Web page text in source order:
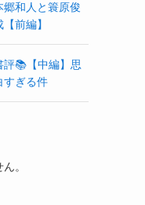
郷和人と簑原俊
前編】
評📚【中編】思
すぎる件
。